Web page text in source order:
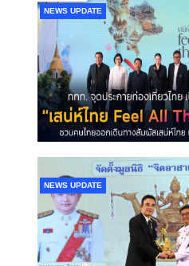
NEWS UPDATE
NEWS UPDATE